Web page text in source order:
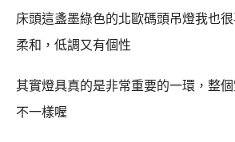
床頭這盞墨綠色的北歐碼頭吊燈我也
柔和，低調又有個性
其實燈具真的是非常重要的一環，整
不一樣喔